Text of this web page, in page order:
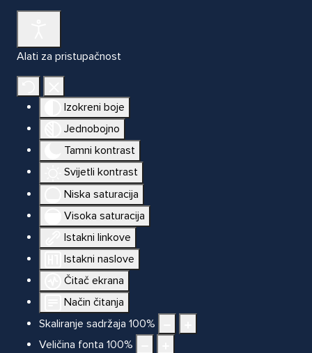
Alati za pristupačnost
Izokreni boje
Jednobojno
Tamni kontrast
Svijetli kontrast
Niska saturacija
Visoka saturacija
Istakni linkove
Istakni naslove
Čitač ekrana
Način čitanja
Skaliranje sadržaja 100%
Veličina fonta 100%